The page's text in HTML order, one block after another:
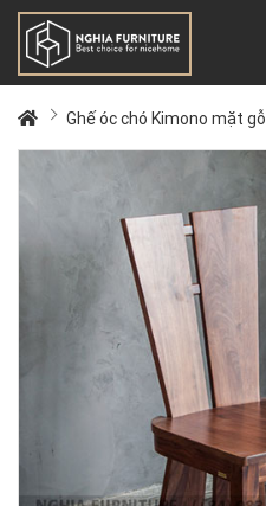
Ghế óc chó Kimono mặt gỗ